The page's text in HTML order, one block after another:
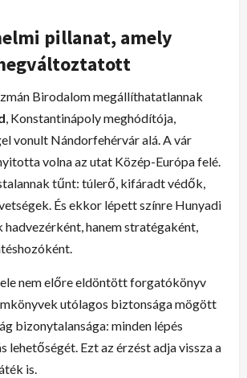
pillanat, amely
Birodalom megállíthatatlannak
, Konstantinápoly meghódítója,
vonult Nándorfehérvár alá. A vár
volna az utat Közép-Európa felé.
tűnt: túlerő, kifáradt védők,
És ekkor lépett színre Hunyadi
hadvezérként, hanem stratégaként,
nem előre eldöntött forgatókönyv
utólagos biztonsága mögött
bizonytalansága: minden lépés
lehetőségét. Ezt az érzést adja vissza a
is.